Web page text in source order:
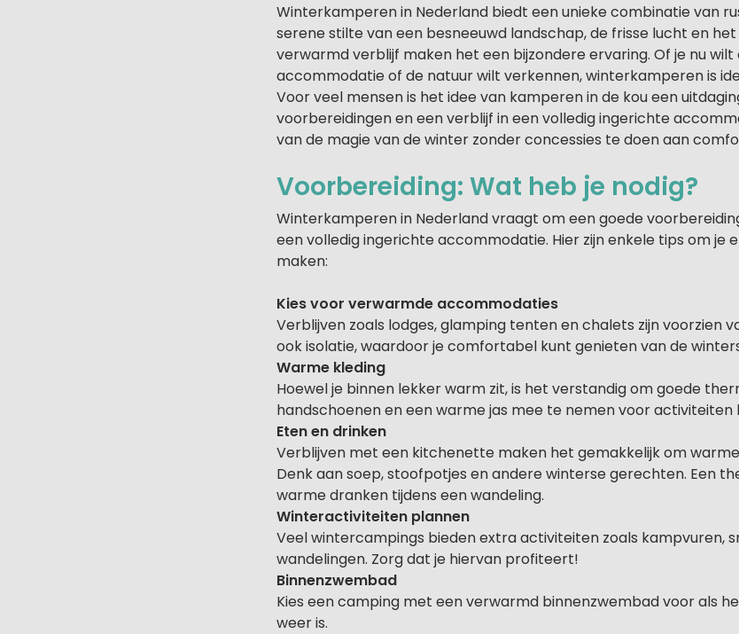
Winterkamperen in Nederland biedt een unieke combinatie van
serene stilte van een besneeuwd landschap, de frisse lucht en
verwarmd verblijf maken het een bijzondere ervaring. Of je nu wilt
accommodatie of de natuur wilt verkennen, winterkamperen is
Voor veel mensen is het idee van kamperen in de kou een
voorbereidingen en een verblijf in een volledig ingerichte
van de magie van de winter zonder concessies te doen aan
Voorbereiding: Wat heb je nodig?
Winterkamperen in Nederland vraagt om een goede
een volledig ingerichte accommodatie. Hier zijn enkele tips om je
maken:
Kies voor verwarmde accommodaties
Verblijven zoals lodges, glamping tenten en chalets zijn voorzien
ook isolatie, waardoor je comfortabel kunt genieten van de
Warme kleding
Hoewel je binnen lekker warm zit, is het verstandig om goede
handschoenen en een warme jas mee te nemen voor activiteiten
Eten en drinken
Verblijven met een kitchenette maken het gemakkelijk om
Denk aan soep, stoofpotjes en andere winterse gerechten. Een
warme dranken tijdens een wandeling.
Winteractiviteiten plannen
Veel wintercampings bieden extra activiteiten zoals kampvuren,
wandelingen. Zorg dat je hiervan profiteert!
Binnenzwembad
Kies een camping met een verwarmd binnenzwembad voor als
weer is.